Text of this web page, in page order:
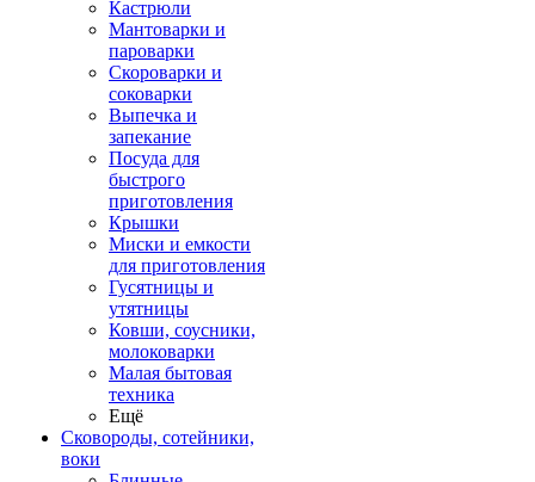
Кастрюли
Мантоварки и
пароварки
Скороварки и
соковарки
Выпечка и
запекание
Посуда для
быстрого
приготовления
Крышки
Миски и емкости
для приготовления
Гусятницы и
утятницы
Ковши, соусники,
молоковарки
Малая бытовая
техника
Ещё
Сковороды, сотейники,
воки